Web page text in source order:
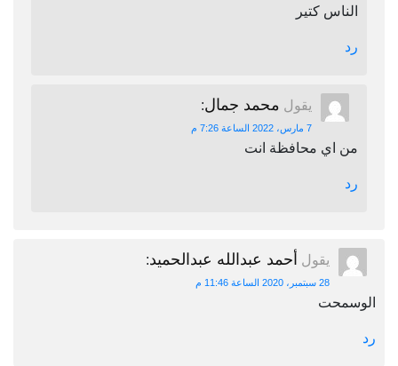
الناس كتير
رد
يقول محمد جمال:
7 مارس، 2022 الساعة 7:26 م
من اي محافظة انت
رد
يقول أحمد عبدالله عبدالحميد:
28 سبتمبر، 2020 الساعة 11:46 م
الوسمحت
رد